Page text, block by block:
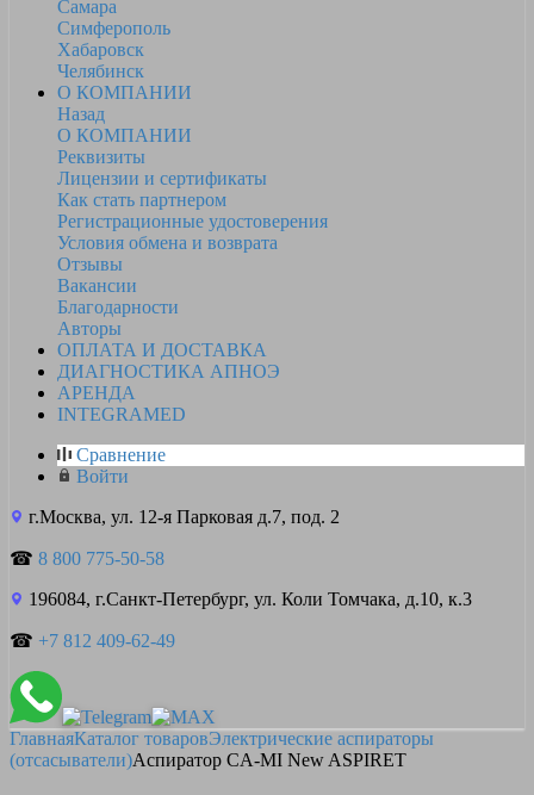
Самара
Симферополь
Хабаровск
Челябинск
О КОМПАНИИ
Назад
О КОМПАНИИ
Реквизиты
Лицензии и сертификаты
Как стать партнером
Регистрационные удостоверения
Условия обмена и возврата
Отзывы
Вакансии
Благодарности
Авторы
ОПЛАТА И ДОСТАВКА
ДИАГНОСТИКА АПНОЭ
АРЕНДА
INTEGRAMED
Сравнение
Войти
г.Москва, ул. 12-я Парковая д.7, под. 2
☎ 8 800 775-50-58
196084, г.Санкт-Петербург, ул. Коли Томчака, д.10, к.3
☎ +7 812 409-62-49
ГлавнаяКаталог товаровЭлектрические аспираторы
(отсасыватели)Аспиратор CA-MI New ASPIRET